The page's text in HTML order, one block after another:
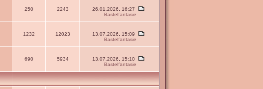
250 2243
26.01.2026, 16:27
Bastelfantasie
1232 12023
13.07.2026, 15:09
Bastelfantasie
690 5934
13.07.2026, 15:10
Bastelfantasie